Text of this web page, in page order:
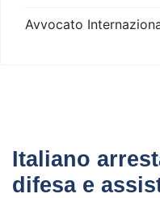
Avvocato
Italiano
difesa e